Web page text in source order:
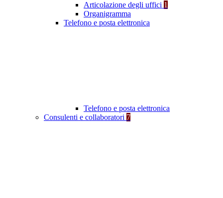
Articolazione degli uffici 1
Organigramma
Telefono e posta elettronica
Telefono e posta elettronica
Consulenti e collaboratori 7